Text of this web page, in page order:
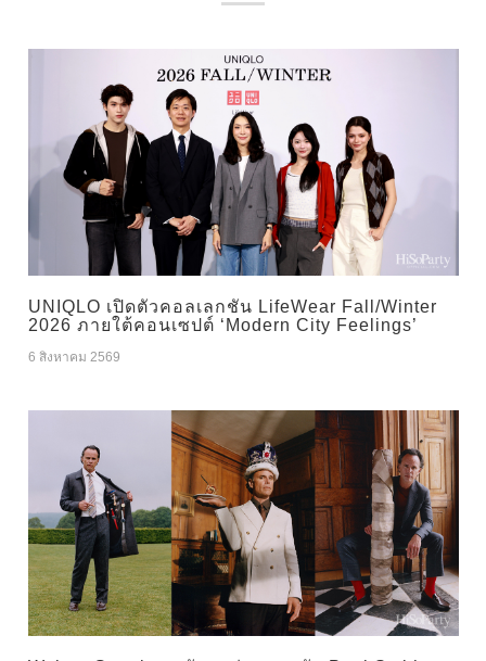
UNIQLO เปิดตัวคอลเลกชัน LifeWear Fall/Winter
2026 ภายใต้คอนเซปต์ ‘Modern City Feelings’
6 สิงหาคม 2569